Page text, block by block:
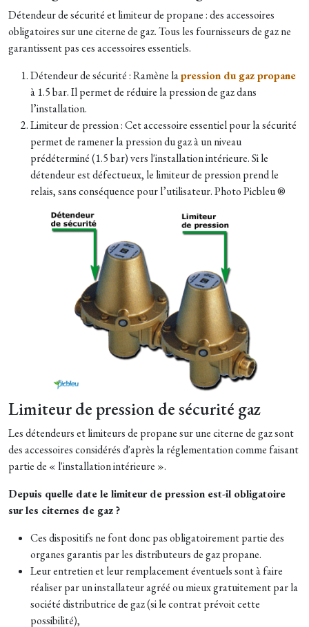
Détendeur de sécurité et limiteur de propane : des accessoires
obligatoires sur une citerne de gaz. Tous les fournisseurs de gaz ne
garantissent pas ces accessoires essentiels.
Détendeur de sécurité : Ramène lapression du gaz propane
à 1.5 bar. Il permet de réduire la pression de gaz dans
l’installation.
Limiteur de pression : Cet accessoire essentiel pour la sécurité
permet de ramener la pression du gaz à un niveau
prédéterminé (1.5 bar) vers l'installation intérieure. Si le
détendeur est défectueux, le limiteur de pression prend le
relais, sans conséquence pour l’utilisateur. Photo Picbleu ®
Limiteur de pression de sécurité gaz
Les détendeurs et limiteurs de propane sur une citerne de gaz sont
des accessoires considérés d'après la réglementation comme faisant
partie de « l'installation intérieure ».
Depuis quelle date le limiteur de pression est-il obligatoire
sur les citernes de gaz ?
Ces dispositifs ne font donc pas obligatoirement partie des
organes garantis par les distributeurs de gaz propane.
Leur entretien et leur remplacement éventuels sont à faire
réaliser par un installateur agréé ou mieux gratuitement par la
société distributrice de gaz (si le contrat prévoit cette
possibilité),